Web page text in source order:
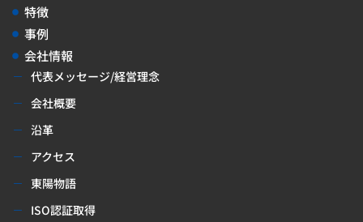
特徴
事例
会社情報
代表メッセージ/経営理念
会社概要
沿革
アクセス
東陽物語
ISO認証取得